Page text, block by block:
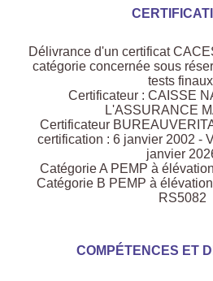
Délivrance d'un certificat
catégorie concernée sous
tests
Certificateur : CAISSE
L'ASSURANCE
Certificateur
certification : 6 janvier 2002 -
janvier
Catégorie A PEMP à
Catégorie B PEMP à
RS5082
COMPÉTENCES ET